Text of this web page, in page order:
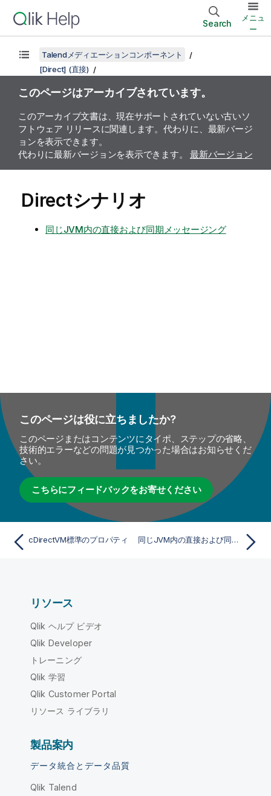
Search
メニュ
ー
Talendメディエーションコンポーネント
[Direct] (直接)
このページはアーカイブされています。
このアーカイブ文書は、現在サポートされていない古いソ
フトウェア リリースに関連します。代わりに、最新バージ
ョンを表示できます。
代わりに最新バージョンを表示できます。 最新バージョン
Directシナリオ
同じJVM内の直接および同期メッセージング
このページは役に立ちましたか?
このページまたはコンテンツにタイポ、ステップの省略、
技術的エラーなどの問題が見つかった場合はお知らせくだ
さい。
こちらにフィードバックをお寄せください
cDirectVM標準のプロパティ 同じJVM内の直接および同期メッセージング
リソース
Qlik ヘルプ ビデオ
Qlik Developer
トレーニング
Qlik 学習
Qlik Customer Portal
リソース ライブラリ
製品案内
データ統合とデータ品質
Qlik Talend